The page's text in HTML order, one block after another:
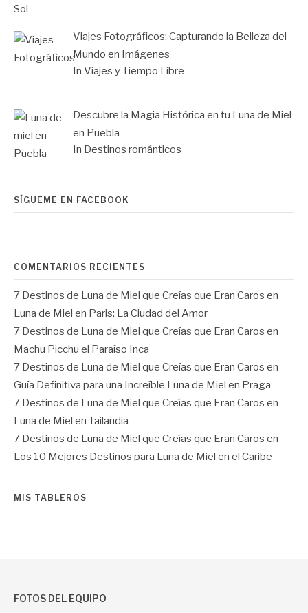
Viajes Fotográficos: Capturando la Belleza del
Mundo en Imágenes
In Viajes y Tiempo Libre
Descubre la Magia Histórica en tu Luna de Miel
en Puebla
In Destinos románticos
SÍGUEME EN FACEBOOK
COMENTARIOS RECIENTES
7 Destinos de Luna de Miel que Creías que Eran Caros en
Luna de Miel en Paris: La Ciudad del Amor
7 Destinos de Luna de Miel que Creías que Eran Caros en
Machu Picchu el Paraíso Inca
7 Destinos de Luna de Miel que Creías que Eran Caros en
Guía Definitiva para una Increíble Luna de Miel en Praga
7 Destinos de Luna de Miel que Creías que Eran Caros en
Luna de Miel en Tailandia
7 Destinos de Luna de Miel que Creías que Eran Caros en
Los 10 Mejores Destinos para Luna de Miel en el Caribe
MIS TABLEROS
FOTOS DEL EQUIPO